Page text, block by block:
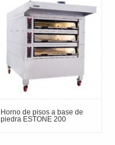
Horno de pisos a base de
piedra ESTONE 200